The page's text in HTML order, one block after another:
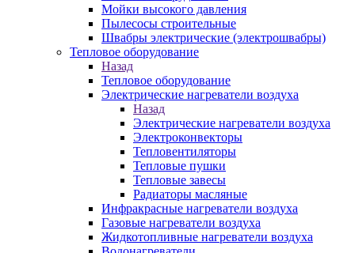
Мойки высокого давления
Пылесосы строительные
Швабры электрические (электрошвабры)
Тепловое оборудование
Назад
Тепловое оборудование
Электрические нагреватели воздуха
Назад
Электрические нагреватели воздуха
Электроконвекторы
Тепловентиляторы
Тепловые пушки
Тепловые завесы
Радиаторы масляные
Инфракрасные нагреватели воздуха
Газовые нагреватели воздуха
Жидкотопливные нагреватели воздуха